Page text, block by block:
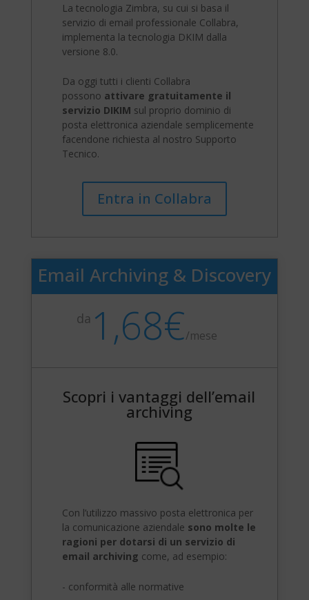
La tecnologia Zimbra, su cui si basa il
servizio di email professionale Collabra,
implementa la tecnologia DKIM dalla
versione 8.0.
Da oggi tutti i clienti Collabra
possono attivare gratuitamente il
servizio DIKIM sul proprio dominio di
posta elettronica aziendale semplicemente
facendone richiesta al nostro Supporto
Tecnico.
Entra in Collabra
Email Archiving & Discovery
da 1,68€/mese
Scopri i vantaggi dell’email
archiving
Con l’utilizzo massivo posta elettronica per
la comunicazione aziendale sono molte le
ragioni per dotarsi di un servizio di
email archiving come, ad esempio:
- conformità alle normative